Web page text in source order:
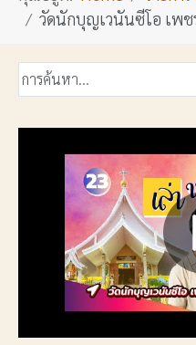
วัดนักบุญเวนันซีโอ เพช